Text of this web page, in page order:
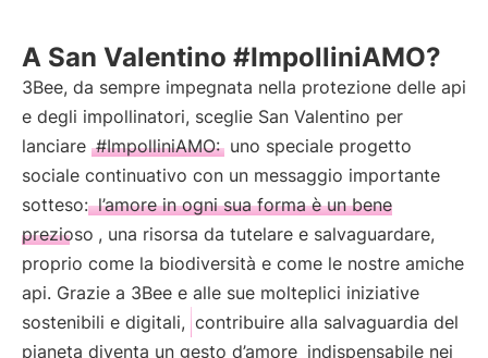
A San Valentino #ImpolliniAMO?
3Bee, da sempre impegnata nella protezione delle api
e degli impollinatori, sceglie San Valentino per
lanciare #ImpolliniAMO: uno speciale progetto
sociale continuativo con un messaggio importante
sotteso: l’amore in ogni sua forma è un bene
prezioso , una risorsa da tutelare e salvaguardare,
proprio come la biodiversità e come le nostre amiche
api. Grazie a 3Bee e alle sue molteplici iniziative
sostenibili e digitali, contribuire alla salvaguardia del
pianeta diventa un gesto d’amore indispensabile nei